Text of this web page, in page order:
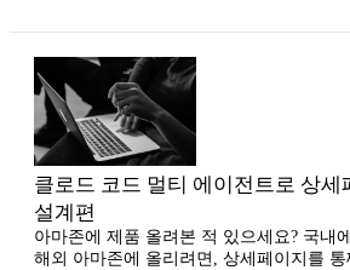
클로드 코드 멀티 에이전트로 상세
설계편
아마존에 제품 올려본 적 있으세요? 국내
해외 아마존에 올리려면, 상세페이지를